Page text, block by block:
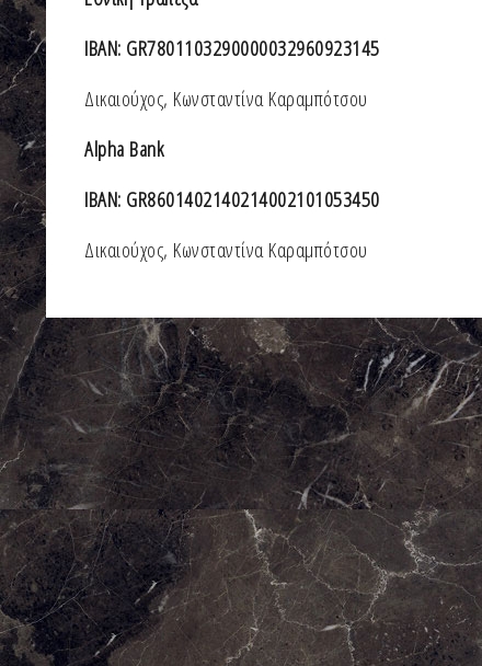
IBAN: GR7801103290000032960923145
Δικαιούχος, Κωνσταντίνα Καραμπότσου
Alpha Bank
ΙΒΑΝ: GR8601402140214002101053450
Δικαιούχος, Κωνσταντίνα Καραμπότσου